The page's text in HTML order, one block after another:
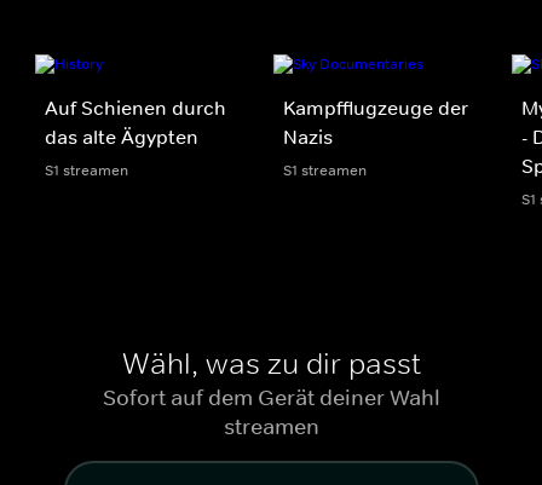
Auf Schienen durch
das alte Ägypten
S1 streamen
Kampfflugzeuge der
Nazis
S1 streamen
-
Wähl, was zu dir passt
Sofort auf dem Gerät deiner Wahl
streamen